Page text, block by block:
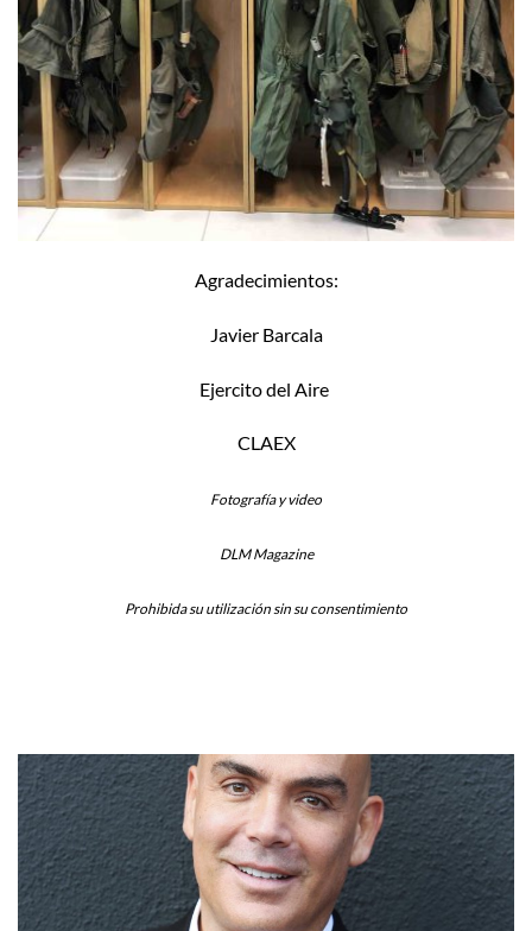
Agradecimientos:
Javier Barcala
Ejercito del Aire
CLAEX
Fotografía y video
DLM Magazine
Prohibida su utilización sin su consentimiento